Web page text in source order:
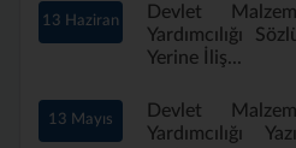
13 Haziran
Devlet
Yardımcılığı
Yerine İliş...
13 Mayıs
Devlet
Yardımcılığı